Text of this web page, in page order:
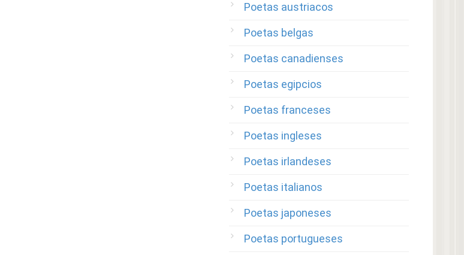
Poetas austriacos
Poetas belgas
Poetas canadienses
Poetas egipcios
Poetas franceses
Poetas ingleses
Poetas irlandeses
Poetas italianos
Poetas japoneses
Poetas portugueses